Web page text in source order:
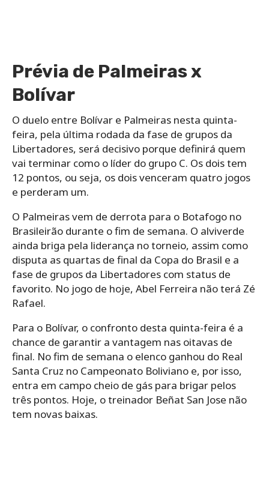
Prévia de Palmeiras x
Bolívar
O duelo entre Bolívar e Palmeiras nesta quinta-
feira, pela última rodada da fase de grupos da
Libertadores, será decisivo porque definirá quem
vai terminar como o líder do grupo C. Os dois tem
12 pontos, ou seja, os dois venceram quatro jogos
e perderam um.
O Palmeiras vem de derrota para o Botafogo no
Brasileirão durante o fim de semana. O alviverde
ainda briga pela liderança no torneio, assim como
disputa as quartas de final da Copa do Brasil e a
fase de grupos da Libertadores com status de
favorito. No jogo de hoje, Abel Ferreira não terá Zé
Rafael.
Para o Bolívar, o confronto desta quinta-feira é a
chance de garantir a vantagem nas oitavas de
final. No fim de semana o elenco ganhou do Real
Santa Cruz no Campeonato Boliviano e, por isso,
entra em campo cheio de gás para brigar pelos
três pontos. Hoje, o treinador Beñat San Jose não
tem novas baixas.